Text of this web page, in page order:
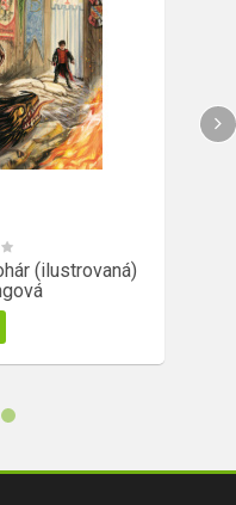
(ilustrovaná)